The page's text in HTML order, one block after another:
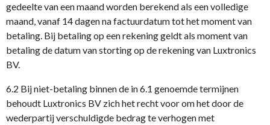
gedeelte van een maand worden berekend als een volledige
maand, vanaf 14 dagen na factuurdatum tot het moment van
betaling. Bij betaling op een rekening geldt als moment van
betaling de datum van storting op de rekening van Luxtronics
BV.
6.2 Bij niet-betaling binnen de in 6.1 genoemde termijnen
behoudt Luxtronics BV zich het recht voor om het door de
wederpartij verschuldigde bedrag te verhogen met